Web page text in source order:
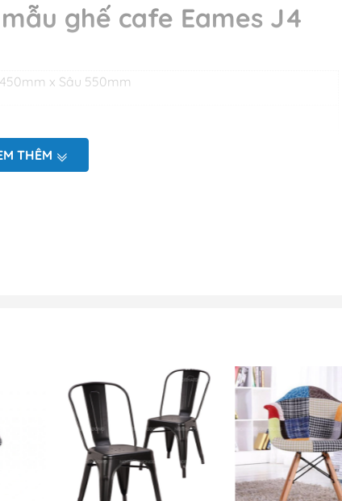
ghế cafe Eames J4
x Sâu 550mm
dàng tháo lắp và vận chuyển.
Eames J4 màu đen -
đen -CF 10 vô cùng ấn tượng
phẩm trang trí, mà còn là sự kết hợp hoàn hảo giữa
THÊM